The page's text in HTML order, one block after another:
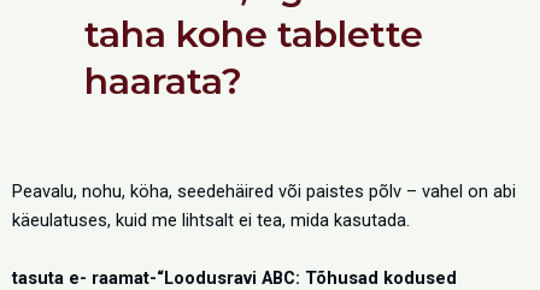
taha kohe tablette
haarata?
Peavalu, nohu, köha, seedehäired või paistes põlv – vahel on abi
käeulatuses, kuid me lihtsalt ei tea, mida kasutada.
tasuta e- raamat-“Loodusravi ABC: Tõhusad kodused